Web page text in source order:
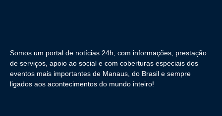
Somos um portal de notícias 24h, com informações, prestação
de serviços, apoio ao social e com coberturas especiais dos
eventos mais importantes de Manaus, do Brasil e sempre
ligados aos acontecimentos do mundo inteiro!